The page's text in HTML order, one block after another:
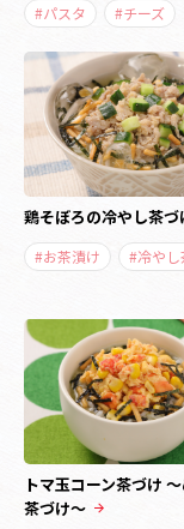
#パスタ #チーズ
鶏そぼろの冷やし茶づ
#お茶漬け #冷やし
トマ玉コーン茶づけ
茶づけ～